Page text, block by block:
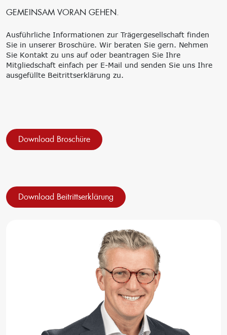
GEMEINSAM VORAN GEHEN.
Ausführliche Informationen zur Trägergesellschaft finden
Sie in unserer Broschüre. Wir beraten Sie gern. Nehmen
Sie Kontakt zu uns auf oder beantragen Sie Ihre
Mitgliedschaft einfach per E-Mail und senden Sie uns Ihre
ausgefüllte Beitrittserklärung zu.
Download Broschüre
Download Beitrittserklärung